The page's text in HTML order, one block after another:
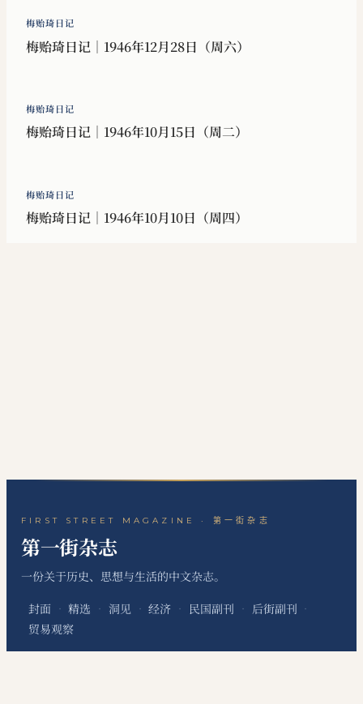
梅贻琦日记
梅贻琦日记｜1946年12月28日（周六）
梅贻琦日记
梅贻琦日记｜1946年10月15日（周二）
梅贻琦日记
梅贻琦日记｜1946年10月10日（周四）
FIRST STREET MAGAZINE · 第一街杂志
第一街杂志
一份关于历史、思想与生活的中文杂志。
封面 · 精选 · 洞见 · 经济 · 民国副刊 · 后街副刊 ·
贸易观察